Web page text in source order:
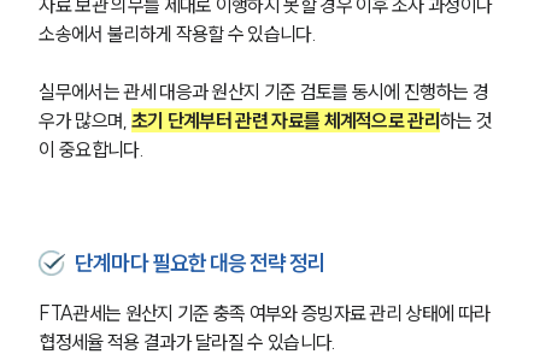
자료 보관 의무를 제대로 이행하지 못할 경우 이후 조사 과정이나
소송에서 불리하게 작용할 수 있습니다.
실무에서는 관세 대응과 원산지 기준 검토를 동시에 진행하는 경
우가 많으며, 초기 단계부터 관련 자료를 체계적으로 관리하는 것
이 중요합니다.
단계마다 필요한 대응 전략 정리
FTA관세는 원산지 기준 충족 여부와 증빙자료 관리 상태에 따라
협정세율 적용 결과가 달라질 수 있습니다.